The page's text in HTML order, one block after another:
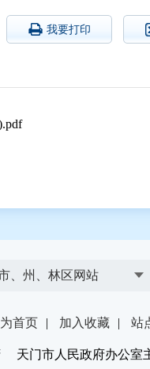
我要打印
、州、林区网站
首页 | 加入收藏 | 站
天门市人民政府办公